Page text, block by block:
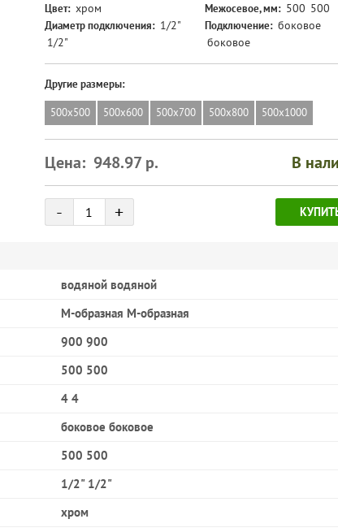
Цвет: хром Межосевое, мм: 500 500
Диаметр подключения: 1/2"
1/2"
Подключение: боковое
боковое
Другие размеры:
500х500 500х600 500х700 500х800 500х1000
Цена: 948.97р. В
-
товара
+
водяной водяной
М-образная М-образная
900 900
500 500
4 4
боковое боковое
500 500
1/2" 1/2"
хром